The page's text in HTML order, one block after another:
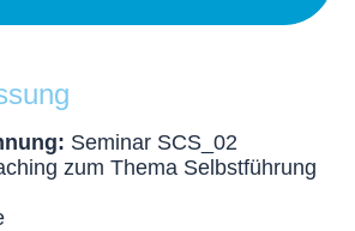
Seminar SCS_02
zum Thema Selbstführung